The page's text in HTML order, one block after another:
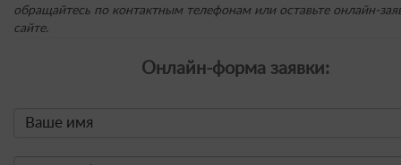
обращайтесь по контактным телефонам или оставьте онлайн-
сайте.
Онлайн-форма заявки: